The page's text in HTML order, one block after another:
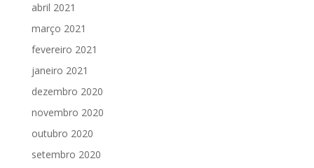
abril 2021
março 2021
fevereiro 2021
janeiro 2021
dezembro 2020
novembro 2020
outubro 2020
setembro 2020